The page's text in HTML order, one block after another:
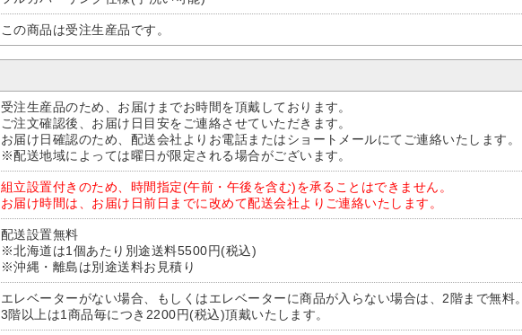
この商品は受注生産品です。
受注生産品のため、お届けまでお時間を頂戴しております。
ご注文確認後、お届け日目安をご連絡させていただきます。
お届け日確認のため、配送会社よりお電話またはショートメールにてご連絡いたします。
※配送地域によっては曜日が限定される場合がございます。
組立設置付きのため、時間指定(午前・午後を含む)を承ることはできません。
お届け時間は、お届け日前日までに改めて配送会社よりご連絡いたします。
配送設置無料
※北海道は1個あたり別途送料5500円(税込)
※沖縄・離島は別途送料お見積り
エレベーターがない場合、もしくはエレベーターに商品が入らない場合は、2階まで無料。
3階以上は1商品毎につき2200円(税込)頂戴いたします。